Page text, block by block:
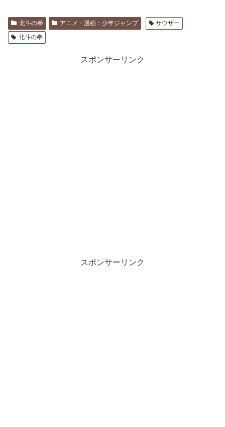
北斗の拳 アニメ・漫画：少年ジャンプ
サウザー
北斗の拳
スポンサーリンク
スポンサーリンク